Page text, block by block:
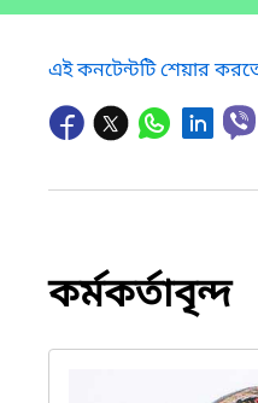
এই কনটেন্টটি শেয়ার
কর্মকর্তাবৃন্দ